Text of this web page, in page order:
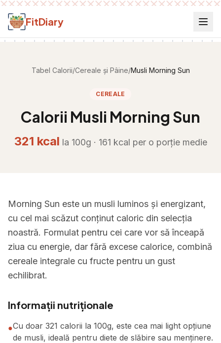
Salt la conținut
FitDiary
Tabel Calorii/Cereale și Pâine/Musli Morning Sun
CEREALE
Calorii Musli Morning Sun
321 kcal la 100g · 161 kcal per o porție medie
Morning Sun este un musli luminos și energizant,
cu cel mai scăzut conținut caloric din selecția
noastră. Formulat pentru cei care vor să înceapă
ziua cu energie, dar fără excese calorice, combină
cereale integrale cu fructe pentru un gust
echilibrat.
Informații nutriționale
●Cu doar 321 calorii la 100g, este cea mai light opțiune
de musli, ideală pentru diete de slăbire sau menținere.